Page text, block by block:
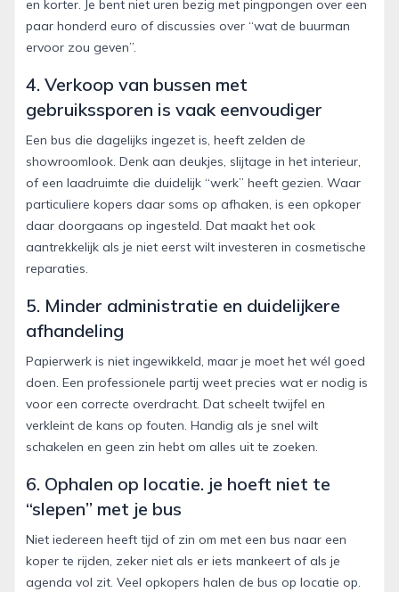
en korter. Je bent niet uren bezig met pingpongen over een
paar honderd euro of discussies over “wat de buurman
ervoor zou geven”.
4. Verkoop van bussen met
gebruikssporen is vaak eenvoudiger
Een bus die dagelijks ingezet is, heeft zelden de
showroomlook. Denk aan deukjes, slijtage in het interieur,
of een laadruimte die duidelijk “werk” heeft gezien. Waar
particuliere kopers daar soms op afhaken, is een opkoper
daar doorgaans op ingesteld. Dat maakt het ook
aantrekkelijk als je niet eerst wilt investeren in cosmetische
reparaties.
5. Minder administratie en duidelijkere
afhandeling
Papierwerk is niet ingewikkeld, maar je moet het wél goed
doen. Een professionele partij weet precies wat er nodig is
voor een correcte overdracht. Dat scheelt twijfel en
verkleint de kans op fouten. Handig als je snel wilt
schakelen en geen zin hebt om alles uit te zoeken.
6. Ophalen op locatie. je hoeft niet te
“slepen” met je bus
Niet iedereen heeft tijd of zin om met een bus naar een
koper te rijden, zeker niet als er iets mankeert of als je
agenda vol zit. Veel opkopers halen de bus op locatie op.